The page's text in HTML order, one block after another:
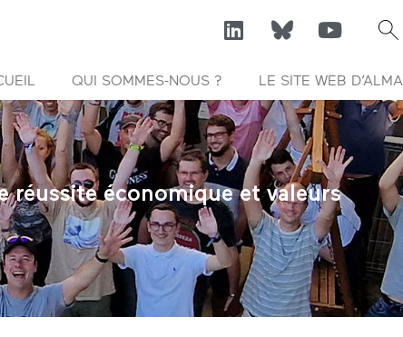
QUI SOMMES-NOUS ? LE SITE WEB D’ALMA
réussite économique et valeurs